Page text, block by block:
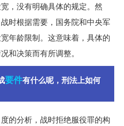
，没有明确具体的规定。然
时根据需要，国务院和中央军
年龄限制。这意味着，具体的
和决策而有所调整。
要件有什么呢，刑法上如何
的分析，战时拒绝服役罪的构